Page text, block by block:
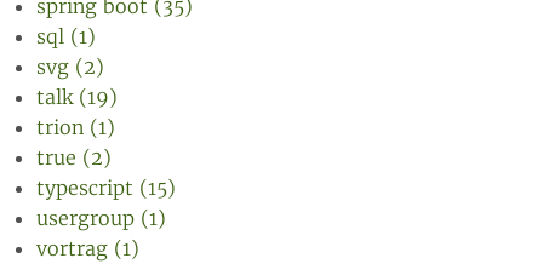
spring boot (35)
sql (1)
svg (2)
talk (19)
trion (1)
true (2)
typescript (15)
usergroup (1)
vortrag (1)